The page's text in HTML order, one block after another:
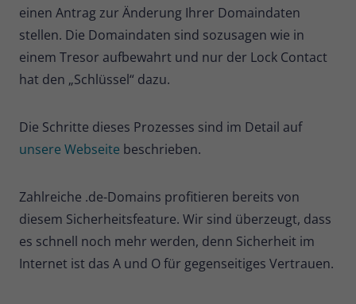
einen Antrag zur Änderung Ihrer Domaindaten
stellen. Die Domaindaten sind sozusagen wie in
einem Tresor aufbewahrt und nur der Lock Contact
hat den „Schlüssel“ dazu.
Die Schritte dieses Prozesses sind im Detail auf
unsere Webseite beschrieben.
Zahlreiche .de-Domains profitieren bereits von
diesem Sicherheitsfeature. Wir sind überzeugt, dass
es schnell noch mehr werden, denn Sicherheit im
Internet ist das A und O für gegenseitiges Vertrauen.